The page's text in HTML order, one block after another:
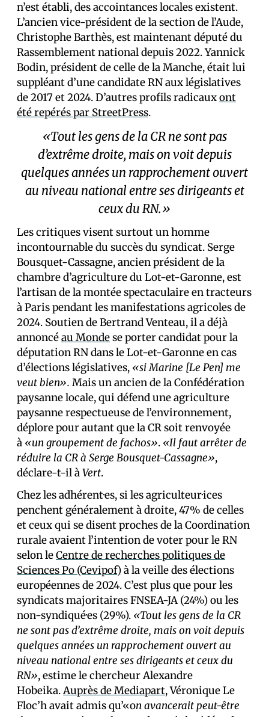
n’est établi, des accointances locales existent.
L’ancien vice-président de la section de l’Aude,
Christophe Barthès, est maintenant député du
Rassemblement national depuis 2022. Yannick
Bodin, président de celle de la Manche, était lui
suppléant d’une candidate RN aux législatives
de 2017 et 2024. D’autres profils radicauxont
été repérés par StreetPress.
«Tout les gens de la CR ne sont pas
d’extrême droite, mais on voit depuis
quelques années un rapprochement ouvert
au niveau national entre ses dirigeants et
ceux du RN.»
Les critiques visent surtout un homme
incontournable du succès du syndicat. Serge
Bousquet-Cassagne, ancien président de la
chambre d’agriculture du Lot-et-Garonne, est
l’artisan de la montée spectaculaire en tracteurs
à Paris pendant les manifestations agricoles de
2024. Soutien de Bertrand Venteau, il a déjà
annoncéau Mondese porter candidat pour la
députation RN dans le Lot-et-Garonne en cas
d’élections législatives, «si Marine [Le Pen] me
veut bien». Mais un ancien de la Confédération
paysanne locale, qui défend une agriculture
paysanne respectueuse de l’environnement,
déplore pour autant que la CR soit renvoyée
à «un groupement de fachos». «Il faut arrêter de
réduire la CR à Serge Bousquet-Cassagne»,
déclare-t-il àVert.
Chez les adhérent·es, si les agriculteur·ices
penchent généralement à droite, 47% de celles
et ceux qui se disent proches de la Coordination
rurale avaient l’intention de voter pour le RN
selon leCentre de recherches politiques de
Sciences Po (Cevipof)à la veille des élections
européennes de 2024. C’est plus que pour les
syndicats majoritaires FNSEA-JA (24%) ou les
non-syndiqué·es (29%). «Tout les gens de la CR
ne sont pas d’extrême droite, mais on voit depuis
quelques années un rapprochement ouvert au
niveau national entre ses dirigeants et ceux du
RN», estime le chercheur Alexandre
Hobeika.Auprès de Mediapart, Véronique Le
Floc’h avait admis qu’«on avancerait peut-être